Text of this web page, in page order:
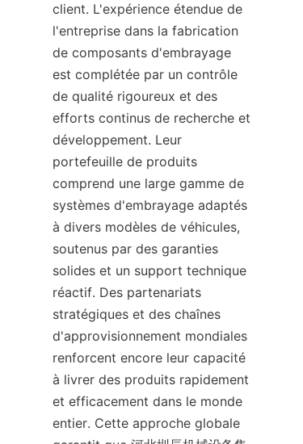
client. L'expérience étendue de
l'entreprise dans la fabrication
de composants d'embrayage
est complétée par un contrôle
de qualité rigoureux et des
efforts continus de recherche et
développement. Leur
portefeuille de produits
comprend une large gamme de
systèmes d'embrayage adaptés
à divers modèles de véhicules,
soutenus par des garanties
solides et un support technique
réactif. Des partenariats
stratégiques et des chaînes
d'approvisionnement mondiales
renforcent encore leur capacité
à livrer des produits rapidement
et efficacement dans le monde
entier. Cette approche globale